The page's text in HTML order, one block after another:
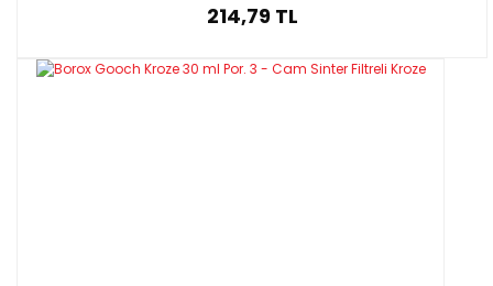
214,79 TL